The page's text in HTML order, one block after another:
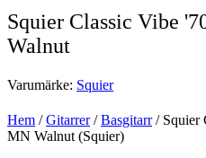
Squier Classic Vibe
Walnut
Varumärke: Squier
Hem /Gitarrer/Basgitarr/ Squier
MN Walnut (Squier)